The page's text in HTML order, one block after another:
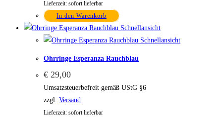
Lieferzeit: sofort lieferbar
In den Warenkorb
Schnellansicht
Schnellansicht
Ohrringe Esperanza Rauchblau
€ 29,00
Umsatzsteuerbefreit gemäß UStG §6
zzgl. Versand
Lieferzeit: sofort lieferbar